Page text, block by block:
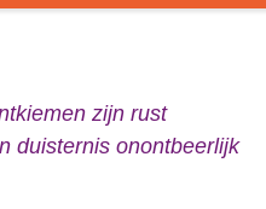
zijn rust
duisternis onontbeerlijk